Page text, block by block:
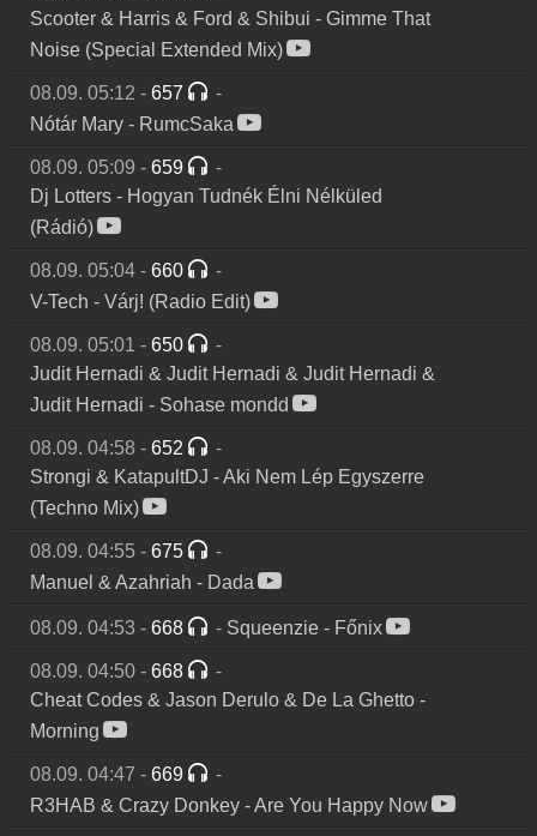
Scooter & Harris & Ford & Shibui - Gimme That
Noise (Special Extended Mix)
08.09. 05:12 - 657
-
Nótár Mary - RumcSaka
08.09. 05:09 - 659
-
Dj Lotters - Hogyan Tudnék Élni Nélküled
(Rádió)
08.09. 05:04 - 660
-
V-Tech - Várj! (Radio Edit)
08.09. 05:01 - 650
-
Judit Hernadi & Judit Hernadi & Judit Hernadi &
Judit Hernadi - Sohase mondd
08.09. 04:58 - 652
-
Strongi & KatapultDJ -Aki Nem Lép Egyszerre
(Techno Mix)
08.09. 04:55 - 675
-
Manuel & Azahriah - Dada
08.09. 04:53 - 668 - Squeenzie - Főnix
08.09. 04:50 - 668
-
Cheat Codes & Jason Derulo & De La Ghetto -
Morning
08.09. 04:47 - 669
-
R3HAB & Crazy Donkey -Are You Happy Now